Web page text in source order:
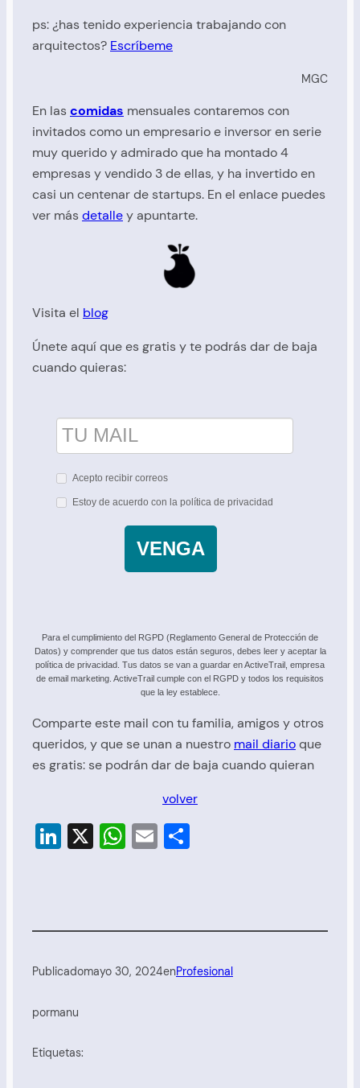
ps: ¿has tenido experiencia trabajando con
arquitectos? Escríbeme
MGC
En lascomidas mensuales contaremos con
invitados como un empresario e inversor en serie
muy querido y admirado que ha montado 4
empresas y vendido 3 de ellas, y ha invertido en
casi un centenar de startups. En el enlace puedes
ver másdetalley apuntarte.
Visita el blog
Únete aquí que es gratis y te podrás dar de baja
cuando quieras:
Acepto recibir correos
Estoy de acuerdo con la política de privacidad
VENGA
Para el cumplimiento del RGPD (Reglamento General de Protección de
Datos) y comprender que tus datos están seguros, debes leer y aceptar la
política de privacidad. Tus datos se van a guardar en ActiveTrail, empresa
de email marketing. ActiveTrail cumple con el RGPD y todos los requisitos
que la ley establece.
Comparte este mail con tu familia, amigos y otros
queridos, y que se unan a nuestro mail diarioque
es gratis: se podrán dar de baja cuando quieran
volver
LinkedIn
X WhatsApp
Email
Publicadomayo 30, 2024enProfesional
pormanu
Etiquetas: